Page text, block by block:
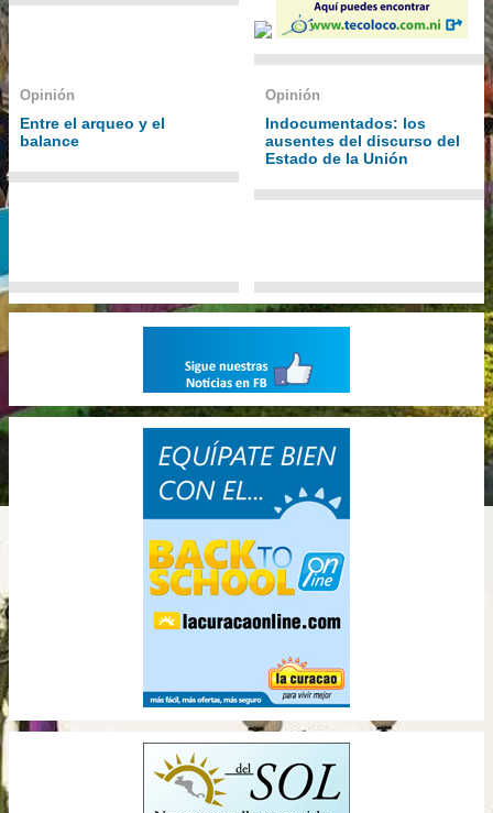
Opinión
Entre el arqueo y el
balance
Opinión
Indocumentados: los
ausentes del discurso del
Estado de la Unión